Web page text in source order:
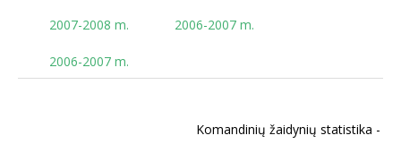
2007-2008 m. 2006-2007 m.
2006-2007 m.
Komandinių žaidynių statistika -